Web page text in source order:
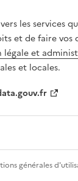
les services
et de faire vos
et
et locales.
générales